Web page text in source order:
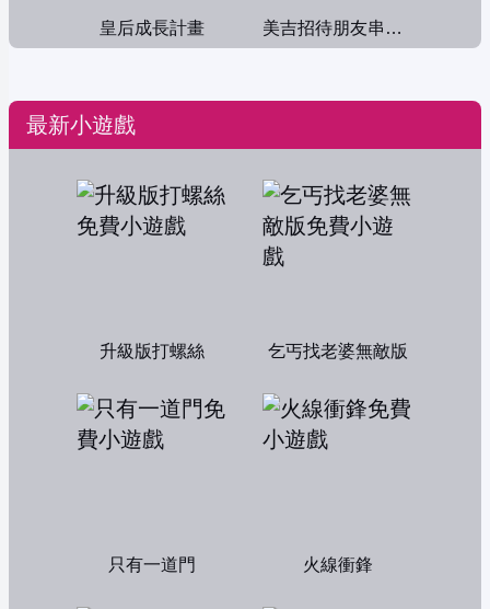
皇后成長計畫 美吉招待朋友串門子
最新小遊戲
升級版打螺絲 乞丐找老婆無敵版
只有一道門 火線衝鋒